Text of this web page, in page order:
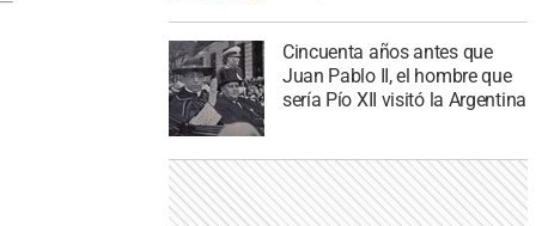
Cincuenta años antes que
Juan Pablo II, el hombre que
sería Pío XII visitó la Argentina